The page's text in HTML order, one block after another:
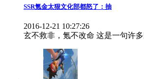
SSR氪金太狠文化部都怒了：抽
2016-12-21 10:27:26
玄不救非，氪不改命 这是一句许